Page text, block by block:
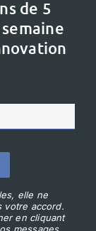
de 5
elle ne
votre accord.
en cliquant